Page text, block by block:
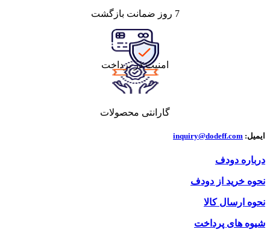
7 روز ضمانت بازگشت
امنیت در پرداخت
گارانتی محصولات
ایمیل: inquiry@dodeff.com
درباره دودف
نحوه خرید از دودف
نحوه ارسال کالا
شیوه های پرداخت